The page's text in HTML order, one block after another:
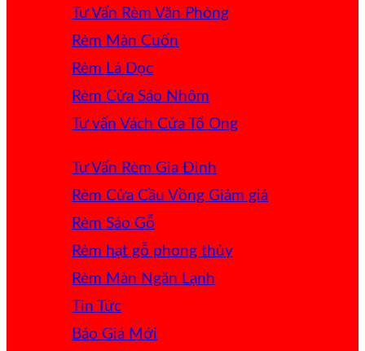
Tư Vấn Rèm Văn Phòng
Rèm Màn Cuốn
Rèm Lá Dọc
Rèm Cửa Sáo Nhôm
Tư vấn Vách Cửa Tổ Ong
Tư Vấn Rèm Gia Đình
Rèm Cửa Cầu Vồng
Rèm Sáo Gỗ
Rèm hạt gỗ phong thủy
Rèm Màn Ngăn Lạnh
Tin Tức
Báo Giá